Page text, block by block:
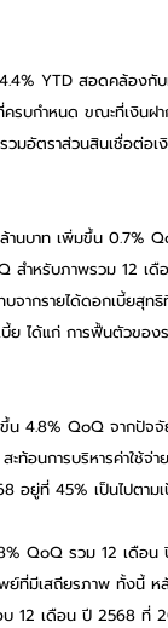
YTD สอดคล้องกั
บกำหนด ขณะที่เงินฝ
วมอัตราส่วนสินเชื่อต่อ
านบาท เพิ่มขึ้น 0.7%
หรับภาพรวม 12 เดื
ากรายได้ดอกเบี้ยสุท
ได้แก่ การฟื้นตัวของ
น 4.8% QoQ จากปั
ท้อนการบริหารค่าใช้จ่
อยู่ที่ 45% เป็นไปตามเ
QoQ รวม 12 เดือน
เสถียรภาพ ทั้งนี้ หลั
12 เดือน ปี 2568 ที่